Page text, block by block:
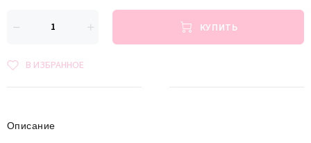
КУПИТЬ
В ИЗБРАННОЕ
Описание